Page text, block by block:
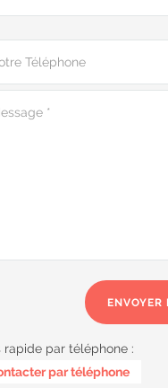
rapide par téléphone :
58 62 32par téléphone